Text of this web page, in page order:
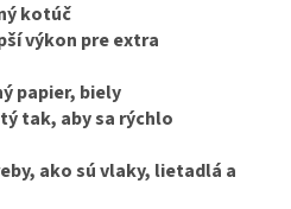
kotúč
výkon pre extra
papier, biely
tak, aby sa rýchlo
ako sú vlaky, lietadlá a